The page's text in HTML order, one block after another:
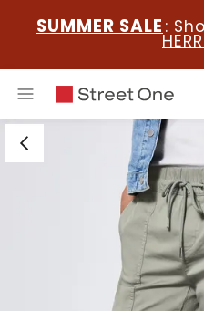
SUMMER SALE :